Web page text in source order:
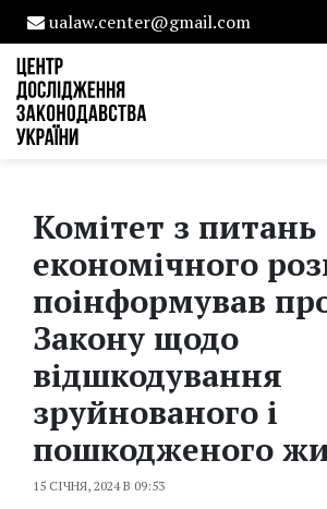
ualaw.center@gmail.com
Комітет з питань
економічного
поінформував
Закону щодо
відшкодування
зруйнованого і
пошкодженого
15 СІЧНЯ, 2024 В 09:53